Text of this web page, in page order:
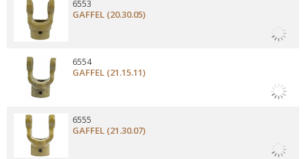
GAFFEL (20.30.05)
6553
GAFFEL (21.15.11)
6554
GAFFEL (21.30.07)
6555